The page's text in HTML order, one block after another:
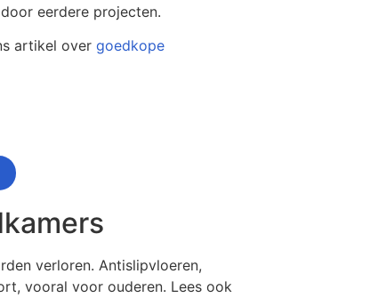
eerdere projecten.
artikel over goedkope
verloren. Antislipvloeren,
vooral voor ouderen. Lees ook